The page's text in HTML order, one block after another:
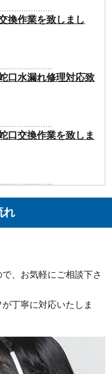
換作業を致しまし
口水漏れ修理対応致
口交換作業を致しま
口の交換でお伺いし
レの交換でお伺いし
換でお伺いしました
れ
、お気軽にご相談下さ
丁寧に対応いたしま